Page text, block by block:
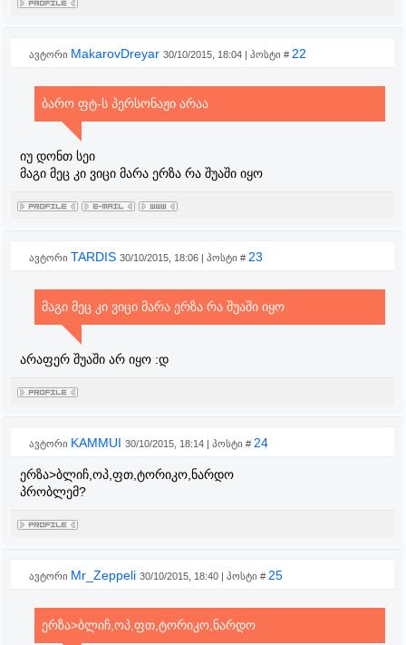
ავტორი MakarovDreyar 30/10/2015, 18:04 | პოსტი # 22
ბარო ფტ-ს პერსონაჟი არაა
იუ დონთ სეი
მაგი მეც კი ვიცი მარა ერზა რა შუაში იყო
ავტორი TARDIS 30/10/2015, 18:06 | პოსტი # 23
მაგი მეც კი ვიცი მარა ერზა რა შუაში იყო
არაფერ შუაში არ იყო :დ
ავტორი KAMMUI 30/10/2015, 18:14 | პოსტი # 24
ერზა>ბლიჩ,ოპ,ფთ,ტორიკო,ნარდო
პრობლემ?
ავტორი Mr_Zeppeli 30/10/2015, 18:40 | პოსტი # 25
ერზა>ბლიჩ,ოპ,ფთ,ტორიკო,ნარდო